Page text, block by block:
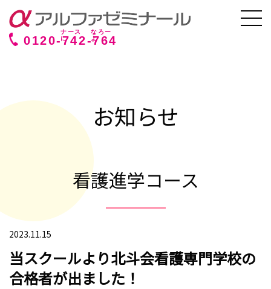
0120-742-764
お知らせ
看護進学コース
2023.11.15
当スクールより北斗会看護専門学校の
合格者が出ました！